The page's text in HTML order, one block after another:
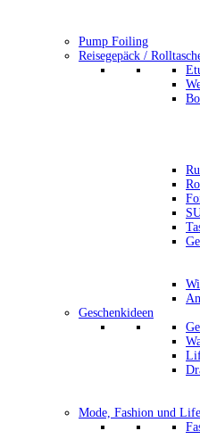
Pump Foiling
Reisegepäck /
Geschenkideen
Mode, Fashion und